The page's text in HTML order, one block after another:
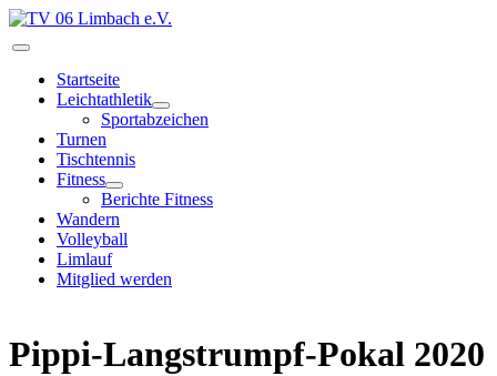
Startseite
Leichtathletik
Sportabzeichen
Turnen
Tischtennis
Fitness
Berichte Fitness
Wandern
Volleyball
Limlauf
Mitglied werden
Pippi-Langstrumpf-Pokal 2020